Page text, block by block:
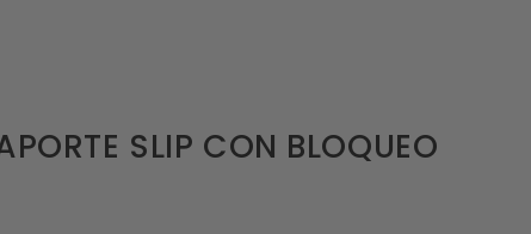
SLIP CON BLOQUEO